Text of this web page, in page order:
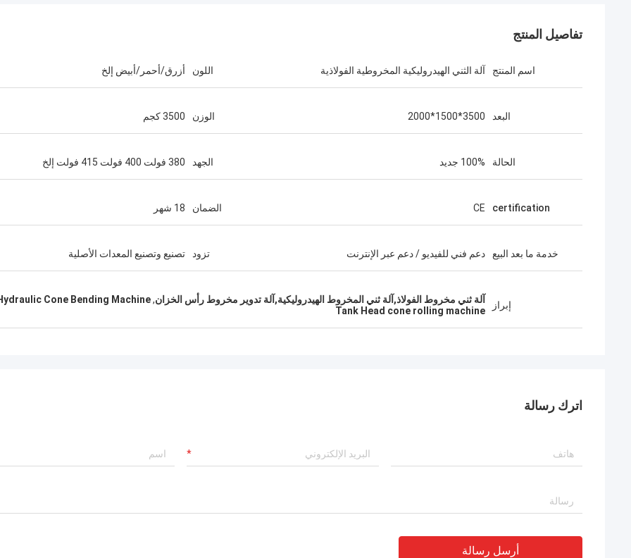
تفاصيل المنتج
اسم المنتج آلة الثني الهيدروليكية المخروطية الفولاذية اللون أزرق/أحمر/أبيض إلخ
البعد 3500*1500*2000 الوزن 3500 كجم
الحالة 100% جديد الجهد 380 فولت 400 فولت 415 فولت إلخ
certification
CE الضمان 18 شهر
خدمة ما بعد البيع دعم فني للفيديو / دعم عبر الإنترنت تزود تصنيع وتصنيع المعدات الأصلية
إبراز آلة ثني مخروط الفولاذ,آلة ثني المخروط الهيدروليكية,آلة تدوير مخروط رأس الخزان,
Cone Bending Machine
Tank Head cone rolling machine
اترك رسالة
أرسل رسالة